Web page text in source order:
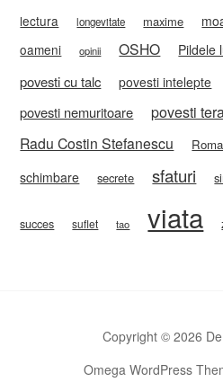
lectura longevitate maxime
oameni opinii OSHO Pildele
povesti cu talc povesti intelepte
povesti nemuritoare povesti
Radu Costin Stefanescu
schimbare secrete sfaturi
succes suflet tao viata
Copyright © 2026
Omega WordPress